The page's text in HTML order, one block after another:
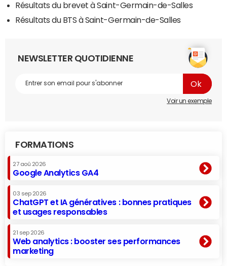
Résultats du brevet à Saint-Germain-de-Salles
Résultats du BTS à Saint-Germain-de-Salles
NEWSLETTER QUOTIDIENNE
Voir un exemple
FORMATIONS
27 aoû 2026
Google Analytics GA4
03 sep 2026
ChatGPT et IA génératives : bonnes pratiques
et usages responsables
21 sep 2026
Web analytics : booster ses performances
marketing